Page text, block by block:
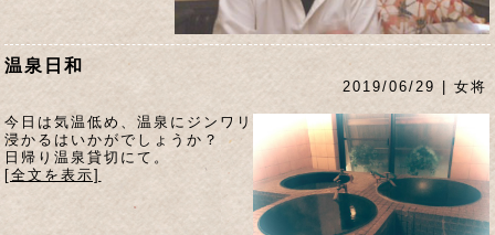
温泉日和
2019/06/29 | 女将
今日は気温低め、温泉にジンワリ
浸かるはいかがでしょうか？
日帰り温泉貸切にて。
[全文を表示]